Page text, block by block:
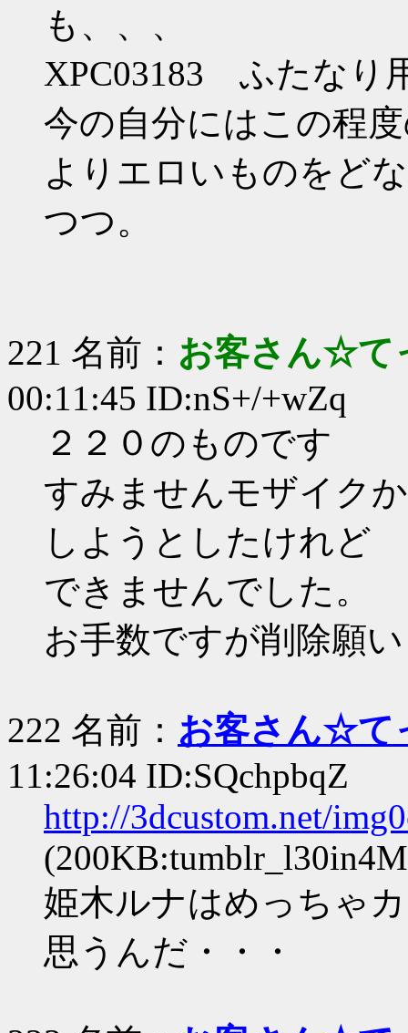
も、、、
XPC03183 ふたなり
今の自分にはこの程
よりエロいものをど
つつ。
221 名前： お客さん☆て
00:11:45 ID:nS+/+wZq
２２０のものです
すみませんモザイク
しようとしたけれど
できませんでした。
お手数ですが削除願
222 名前： お客さん☆て
11:26:04 ID:SQchpbqZ
http://3dcustom.net/
姫木ルナはめっちゃ
思うんだ・・・